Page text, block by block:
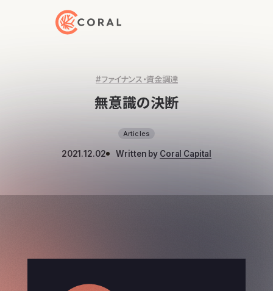
トップページへ戻る
#ファイナンス・資金調達
無意識の決断
Articles
2021.12.02 Written by Coral Capital